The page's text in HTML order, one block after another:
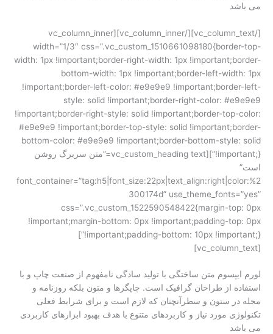
می باشد
[/vc_column_text][/vc_column_inner][vc_column_inner
width=”1/3″ css=”.vc_custom_1510661098180{border-top-
width: 1px !important;border-right-width: 1px !important;border-
bottom-width: 1px !important;border-left-width: 1px
!important;border-left-color: #e9e9e9 !important;border-left-
style: solid !important;border-right-color: #e9e9e9
!important;border-right-style: solid !important;border-top-color:
#e9e9e9 !important;border-top-style: solid !important;border-
bottom-color: #e9e9e9 !important;border-bottom-style: solid
!important;}”][vc_custom_heading text=”متن سربرگ روشن
است”
font_container=”tag:h5|font_size:22px|text_align:right|color:%2
300174d” use_theme_fonts=”yes”
css=”.vc_custom_1522590548422{margin-top: 0px
!important;margin-bottom: 0px !important;padding-top: 0px
!important;padding-bottom: 10px !important;}”]
[vc_column_text]
لورم ایپسوم متن ساختگی با تولید سادگی نامفهوم از صنعت چاپ و با
استفاده از طراحان گرافیک است. چاپگرها و متون بلکه روزنامه و
مجله در ستون و سطرآنچنان که لازم است و برای شرایط فعلی
تکنولوژی مورد نیاز و کاربردهای متنوع با هدف بهبود ابزارهای کاربردی
می باشد